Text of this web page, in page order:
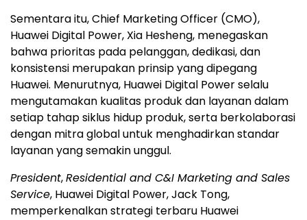
Sementara itu, Chief Marketing Officer (CMO),
Huawei Digital Power, Xia Hesheng, menegaskan
bahwa prioritas pada pelanggan, dedikasi, dan
konsistensi merupakan prinsip yang dipegang
Huawei. Menurutnya, Huawei Digital Power selalu
mengutamakan kualitas produk dan layanan dalam
setiap tahap siklus hidup produk, serta berkolaborasi
dengan mitra global untuk menghadirkan standar
layanan yang semakin unggul.
President,Residential and C&I Marketing and Sales
Service, Huawei Digital Power, Jack Tong,
memperkenalkan strategi terbaru Huawei